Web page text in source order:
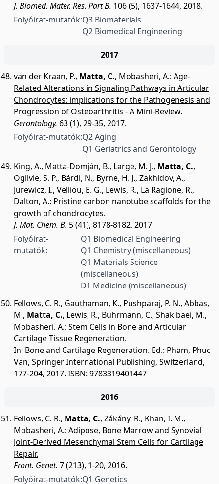
J. Biomed. Mater. Res. Part B. 106 (5), 1637-1644, 2018.
Folyóirat-mutatók:Q3 Biomaterials
Q2 Biomedical Engineering
2017
van der Kraan, P., Matta, C., Mobasheri, A.: Age-
Related Alterations in Signaling Pathways in Articular
Chondrocytes: implications for the Pathogenesis and
Progression of Osteoarthritis - A Mini-Review.
Gerontology. 63 (1), 29-35, 2017.
Folyóirat-mutatók:Q2 Aging
Q1 Geriatrics and Gerontology
King, A., Matta-Domján, B., Large, M. J., Matta, C.,
Ogilvie, S. P., Bárdi, N., Byrne, H. J., Zakhidov, A.,
Jurewicz, I., Velliou, E. G., Lewis, R., La Ragione, R.,
Dalton, A.: Pristine carbon nanotube scaffolds for the
growth of chondrocytes.
J. Mat. Chem. B. 5 (41), 8178-8182, 2017.
Folyóirat-
mutatók:
Q1 Biomedical Engineering
Q1 Chemistry (miscellaneous)
Q1 Materials Science
(miscellaneous)
D1 Medicine (miscellaneous)
Fellows, C. R., Gauthaman, K., Pushparaj, P. N., Abbas,
M., Matta, C., Lewis, R., Buhrmann, C., Shakibaei, M.,
Mobasheri, A.: Stem Cells in Bone and Articular
Cartilage Tissue Regeneration.
In: Bone and Cartilage Regeneration. Ed.: Pham, Phuc
Van, Springer International Publishing, Switzerland,
177-204, 2017. ISBN: 9783319401447
2016
Fellows, C. R., Matta, C., Zákány, R., Khan, I. M.,
Mobasheri, A.: Adipose, Bone Marrow and Synovial
Joint-Derived Mesenchymal Stem Cells for Cartilage
Repair.
Front. Genet. 7 (213), 1-20, 2016.
Folyóirat-mutatók:Q1 Genetics